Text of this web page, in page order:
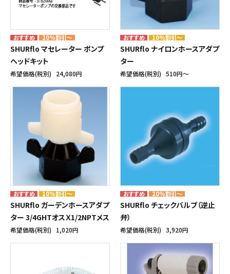
20%割引～
SHURflo マセレーター ポンプ
ヘッドキット
希望価格(税別) 24,080円
10%割引～
SHURflo ナイロンホースアダプ
ター
希望価格(税別) 510円〜
10%割引～
SHURflo ガーデンホースアダプ
ター 3/4GHTオスＸ1/2NPTメス
希望価格(税別) 1,020円
20%割引～
SHURflo チェックバルブ（逆止
弁）
希望価格(税別) 3,920円